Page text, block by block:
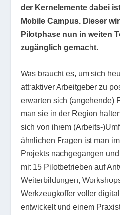
der Kernelemente dabei
Mobile Campus. Dieser
Pilotphase nun in weiten
zugänglich gemacht.
Was braucht es, um sich
attraktiver Arbeitgeber zu
erwarten sich (angehende)
man sie in der Region
sich von ihrem (Arbeits-
ähnlichen Fragen ist man
Projekts nachgegangen
mit 15 Pilotbetrieben auf
Weiterbildungen,
Werkzeugkoffer voller
entwickelt und einem